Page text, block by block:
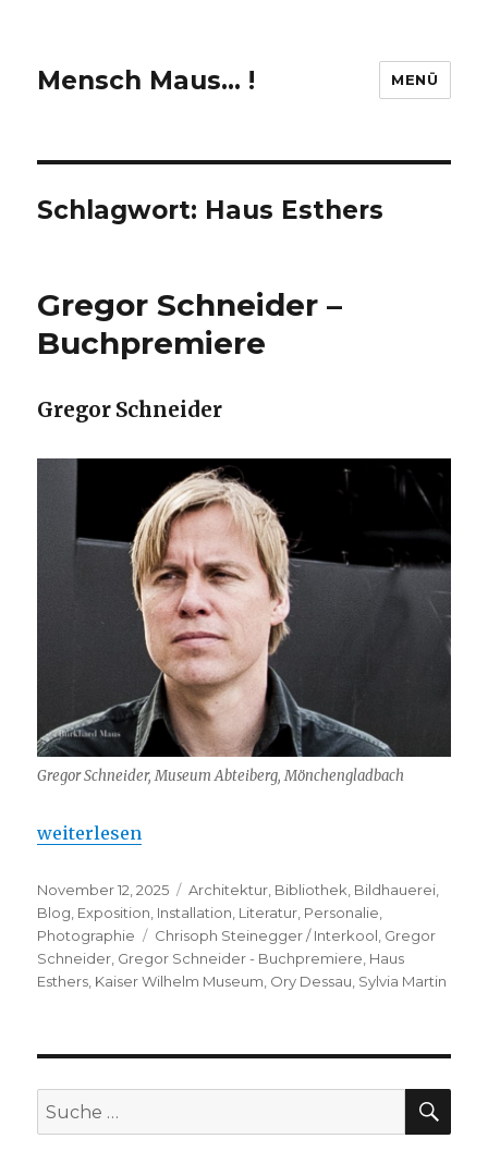
Mensch Maus… ! MENÜ
Schlagwort: Haus Esthers
Gregor Schneider –
Buchpremiere
Gregor Schneider
Gregor Schneider, Museum Abteiberg, Mönchengladbach
„Gregor Schneider – Buchpremiere“
weiterlesen
Veröffentlicht
am
November 12, 2025 Kategorien
Architektur Bibliothek Bildhauerei
Blog Exposition Installation Literatur Personalie
Photographie
Schlagwörter
Chrisoph Steinegger / Interkool Gregor
Schneider Gregor Schneider - Buchpremiere Haus
Esthers Kaiser Wilhelm Museum Ory Dessau Sylvia Martin
Suche
nach: